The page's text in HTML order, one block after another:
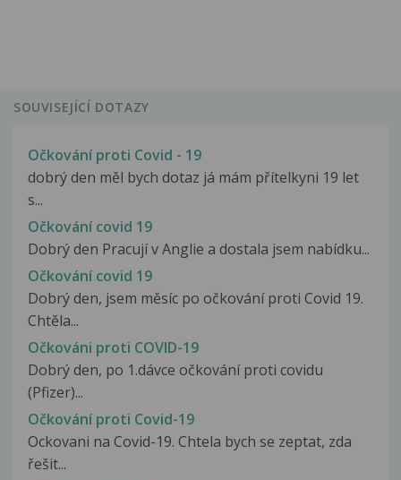
SOUVISEJÍCÍ DOTAZY
Očkování proti Covid - 19
dobrý den měl bych dotaz já mám přítelkyni 19 let
s...
Očkování covid 19
Dobrý den Pracují v Anglie a dostala jsem nabídku...
Očkování covid 19
Dobrý den, jsem měsíc po očkování proti Covid 19.
Chtěla...
Očkováni proti COVID-19
Dobrý den, po 1.dávce očkování proti covidu
(Pfizer)...
Očkování proti Covid-19
Ockovani na Covid-19. Chtela bych se zeptat, zda
řešit...